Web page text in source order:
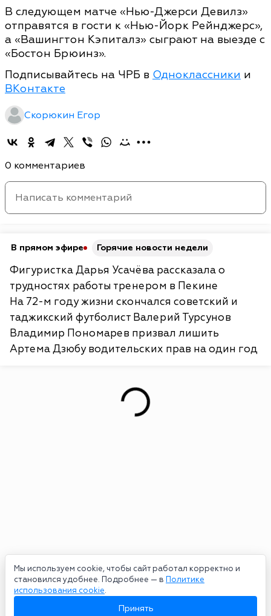
Мы используем cookie, чтобы сайт работал корректно и
становился удобнее. Подробнее — в Политике
использования cookie.
Принять
В следующем матче «Нью-Джерси Девилз»
отправятся в гости к «Нью-Йорк Рейнджерс»,
а «Вашингтон Кэпиталз» сыграют на выезде с
«Бостон Брюинз».
Подписывайтесь на ЧРБ в Одноклассники и
ВКонтакте
Скорюкин Егор
0 комментариев
В прямом эфире Горячие новости недели
Фигуристка Дарья Усачёва рассказала о
трудностях работы тренером в Пекине
На 72-м году жизни скончался советский и
таджикский футболист Валерий Турсунов
Владимир Пономарев призвал лишить
Артема Дзюбу водительских прав на один год